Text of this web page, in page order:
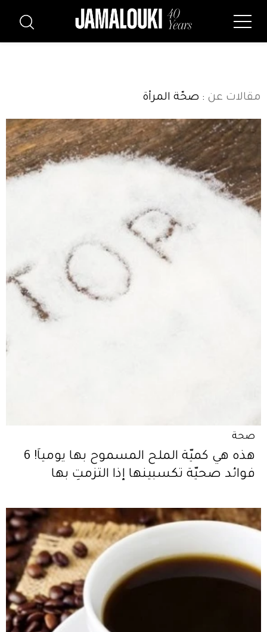
مقالات عن : صحّة المرأة
صحة
هذه هي كميّة الملح المسموح بها يومياً! 6
فوائد صحيّة تكسبينها إذا التزمتِ بها